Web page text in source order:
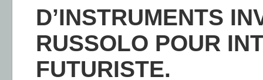
D’INSTRUMENTS
RUSSOLO POUR
FUTURISTE.